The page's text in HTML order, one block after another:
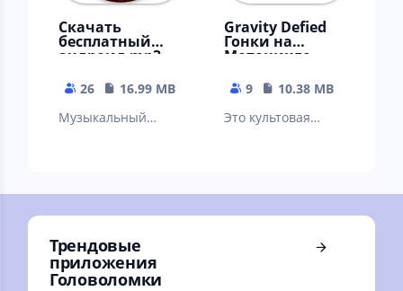
Cкачать
бесплатный
андроид mp3
музыки
26
16.99 MB
Музыкальный
Gravity Defied
Гонки на
Мотоцикле
9
10.38 MB
Это культовая
Трендовые
приложения
Головоломки